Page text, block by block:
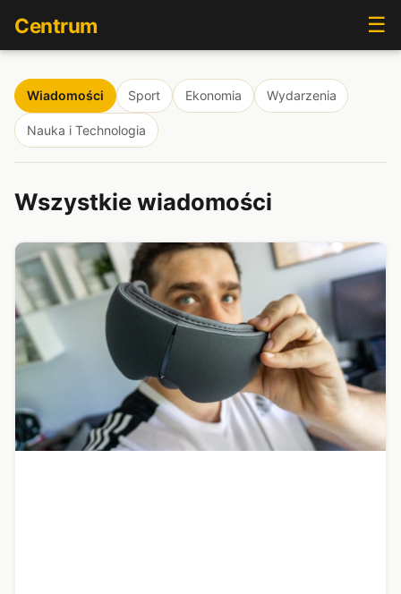
Centrum ☰
Wiadomości Sport Ekonomia Wydarzenia
Nauka i Technologia
Wszystkie wiadomości